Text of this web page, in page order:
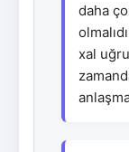
daha
xal